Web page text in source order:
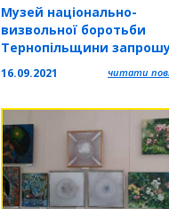
Музей національно-
визвольної боротьби
Тернопільщини
16.09.2021 читати